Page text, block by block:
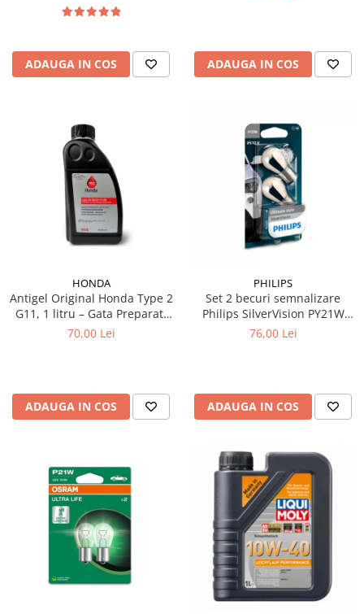
ADAUGA IN COS ADAUGA IN COS
HONDA
Antigel Original Honda Type 2
G11, 1 litru – Gata Preparat,
All Season, Protecție -36°C
70,00 Lei
ADAUGA IN COS
PHILIPS
Set 2 becuri semnalizare
Philips SilverVision PY21W
BAU15s 12V 21W
76,00 Lei
ADAUGA IN COS